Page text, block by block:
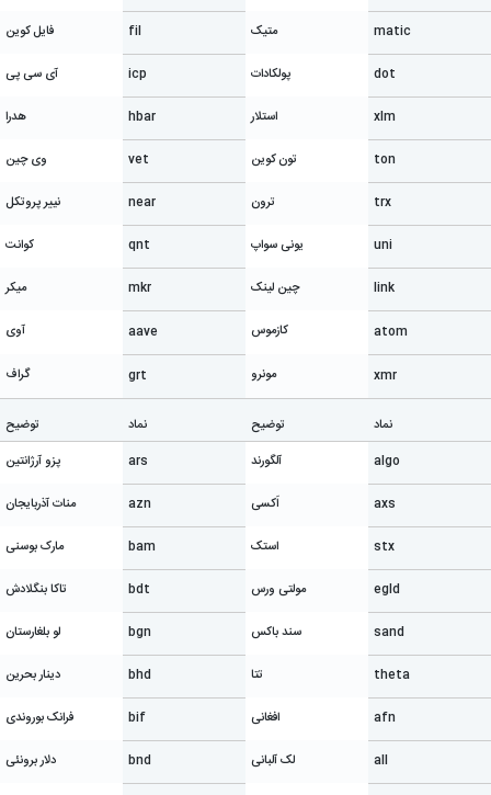
matic متیک
dot پولکادات
xlm استلار
ton تون کوین
trx ترون
uni یونی سواپ
link چین لینک
atom کازموس
xmr مونرو
fil فایل کوین
icp آی سی پی
hbar هدرا
vet وی چین
near نییر پروتکل
qnt کوانت
mkr میکر
aave آوی
grt گراف
نماد
توضیح
algo
آلگورند
axs اَکسی
stx استک
egld مولتی ورس
sand سند باکس
theta تتا
afn افغانی
all لک آلبانی
نماد
توضیح
ars
پزو آرژانتین
azn منات آذربایجان
bam مارک بوسنی
bdt تاکا بنگلادش
bgn لو بلغارستان
bhd دینار بحرین
bif فرانک بوروندی
bnd دلار برونئی